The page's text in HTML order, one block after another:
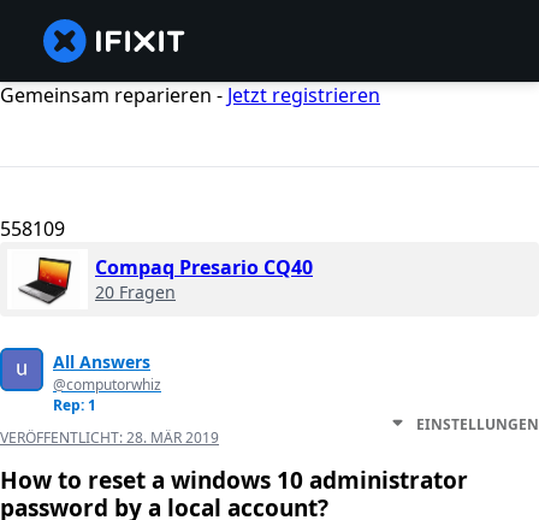
Gemeinsam reparieren - Jetzt registrieren
558109
Compaq Presario CQ40
20 Fragen
All Answers
@computorwhiz
Rep: 1
VERÖFFENTLICHT:28. MÄR 2019
EINSTELLUNGEN
How to reset a windows 10 administrator
password by a local account?